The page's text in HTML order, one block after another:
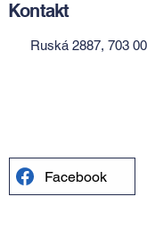
Kontakt
Ruská 2887, 703
Facebook